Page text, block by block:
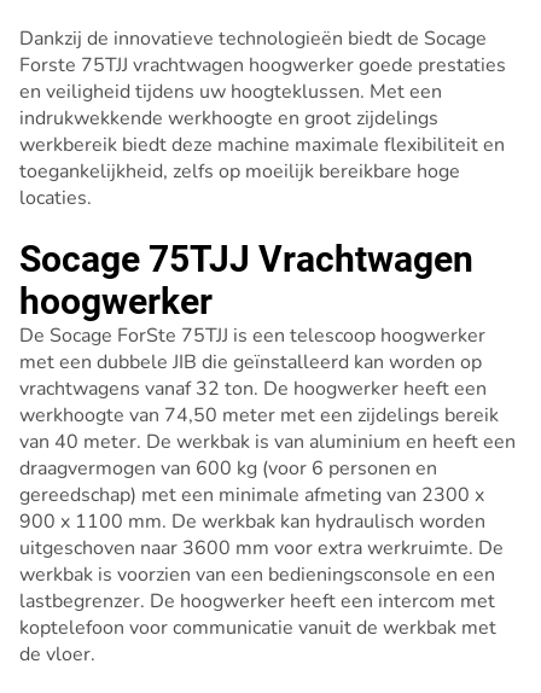
Dankzij de innovatieve technologieën biedt de Socage
Forste 75TJJ vrachtwagen hoogwerker goede prestaties
en veiligheid tijdens uw hoogteklussen. Met een
indrukwekkende werkhoogte en groot zijdelings
werkbereik biedt deze machine maximale flexibiliteit en
toegankelijkheid, zelfs op moeilijk bereikbare hoge
locaties.
Socage 75TJJ Vrachtwagen
hoogwerker
De Socage ForSte 75TJJ is een telescoop hoogwerker
met een dubbele JIB die geïnstalleerd kan worden op
vrachtwagens vanaf 32 ton. De hoogwerker heeft een
werkhoogte van 74,50 meter met een zijdelings bereik
van 40 meter. De werkbak is van aluminium en heeft een
draagvermogen van 600 kg (voor 6 personen en
gereedschap) met een minimale afmeting van 2300 x
900 x 1100 mm. De werkbak kan hydraulisch worden
uitgeschoven naar 3600 mm voor extra werkruimte. De
werkbak is voorzien van een bedieningsconsole en een
lastbegrenzer. De hoogwerker heeft een intercom met
koptelefoon voor communicatie vanuit de werkbak met
de vloer.